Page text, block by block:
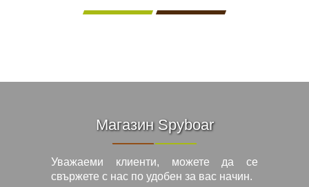
Магазин Spyboar
Уважаеми клиенти, можете да се
свържете с нас по удобен за вас начин.